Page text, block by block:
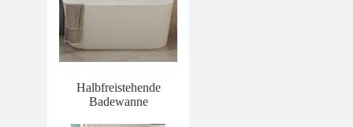
Halbfreistehende
Badewanne